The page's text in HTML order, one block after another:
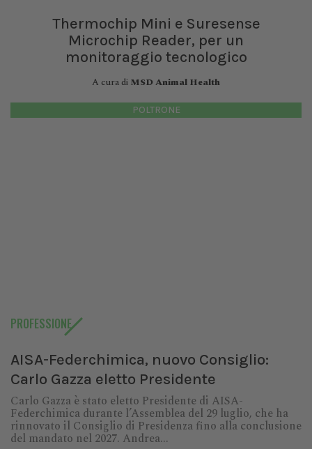
Thermochip Mini e Suresense
Microchip Reader, per un
monitoraggio tecnologico
A cura di MSD Animal Health
POLTRONE
PROFESSIONE
AISA-Federchimica, nuovo Consiglio:
Carlo Gazza eletto Presidente
Carlo Gazza è stato eletto Presidente di AISA-
Federchimica durante l’Assemblea del 29 luglio, che ha
rinnovato il Consiglio di Presidenza fino alla conclusione
del mandato nel 2027. Andrea...